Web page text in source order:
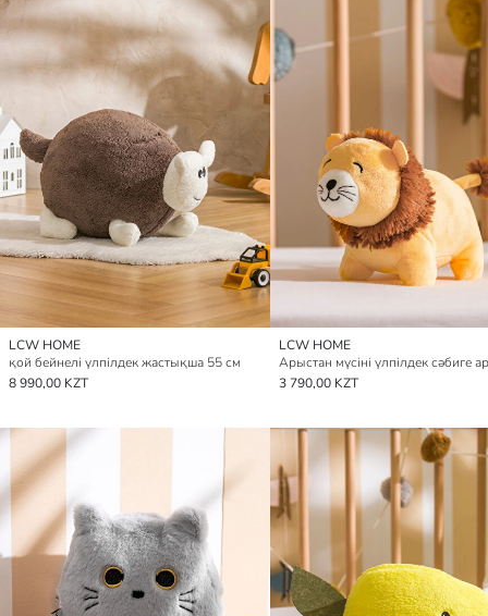
LCW HOME
қой бейнелі үлпілдек жастықша 55 см
8 990,00 KZT
LCW HOME
3 790,00 KZT